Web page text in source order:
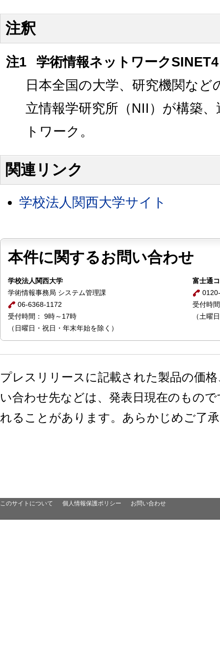
注釈
注1
学術情報ネットワーク
日本全国の大学、研究機関な
立情報学研究所（NII）が構築
トワーク。
関連リンク
学校法人関西大学サイト
本件に関するお問い合わせ
学校法人関西大学
学術情報事務局 システム管理課
06-6368-1172
受付時間： 9時～17時
（日曜日・祝日・年末年始を除く）
富士通
受付時
（土曜
プレスリリースに記載された製品の価
い合わせ先などは、発表日現在のもの
れることがあります。あらかじめご了
このサイトについて 個人情報保護ポリシー お問い合わせ